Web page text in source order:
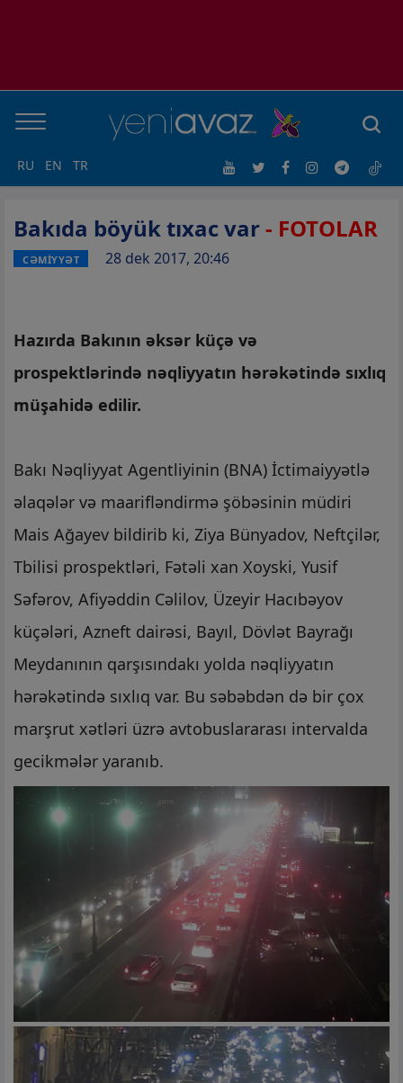
RU EN TR
Bakıda böyük tıxac var- FOTOLAR
CƏMİYYƏT 28 dek 2017, 20:46
Hazırda Bakının əksər küçə və
prospektlərində nəqliyyatın hərəkətində sıxlıq
müşahidə edilir.
Bakı Nəqliyyat Agentliyinin (BNA) İctimaiyyətlə
əlaqələr və maarifləndirmə şöbəsinin müdiri
Mais Ağayev bildirib ki, Ziya Bünyadov, Neftçilər,
Tbilisi prospektləri, Fətəli xan Xoyski, Yusif
Səfərov, Afiyəddin Cəlilov, Üzeyir Hacıbəyov
küçələri, Azneft dairəsi, Bayıl, Dövlət Bayrağı
Meydanının qarşısındakı yolda nəqliyyatın
hərəkətində sıxlıq var. Bu səbəbdən də bir çox
marşrut xətləri üzrə avtobuslararası intervalda
gecikmələr yaranıb.